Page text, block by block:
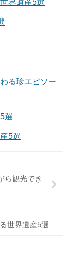
界遺産5選
る珍エピソー
選
5選
ら観光でき
世界遺産5選